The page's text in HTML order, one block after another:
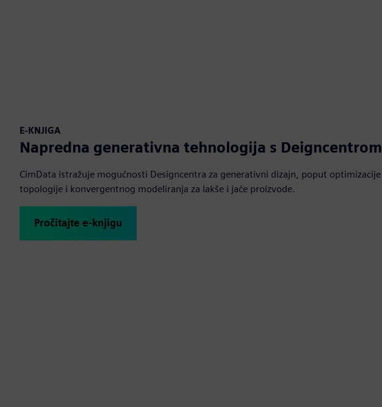
E-KNJIGA
Napredna generativna tehnologija s Deigncentrom
CimData istražuje mogućnosti Designcentra za generativni dizajn, poput optimizacije
topologije i konvergentnog modeliranja za lakše i jače proizvode.
Pročitajte e-knjigu